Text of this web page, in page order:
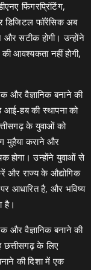
फिंगरप्रिंटिंग,
डिजिटल फॉरेंसिक अब
सटीक होगी। उन्होंने
आवश्यकता नहीं होगी,
और वैज्ञानिक बनाने की
आई-हब की स्थापना को
के युवाओं को
मुहैया कराने और
होगा। उन्होंने युवाओं से
और राज्य के औद्योगिक
आधारित है, और भविष्य
है।
और वैज्ञानिक बनाने की
छत्तीसगढ़ के लिए
की दिशा में एक